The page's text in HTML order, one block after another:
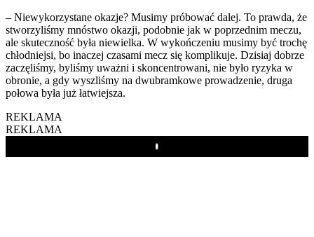
– Niewykorzystane okazje? Musimy próbować dalej. To prawda, że
stworzyliśmy mnóstwo okazji, podobnie jak w poprzednim meczu,
ale skuteczność była niewielka. W wykończeniu musimy być trochę
chłodniejsi, bo inaczej czasami mecz się komplikuje. Dzisiaj dobrze
zaczęliśmy, byliśmy uważni i skoncentrowani, nie było ryzyka w
obronie, a gdy wyszliśmy na dwubramkowe prowadzenie, druga
połowa była już łatwiejsza.
REKLAMA
REKLAMA
Play